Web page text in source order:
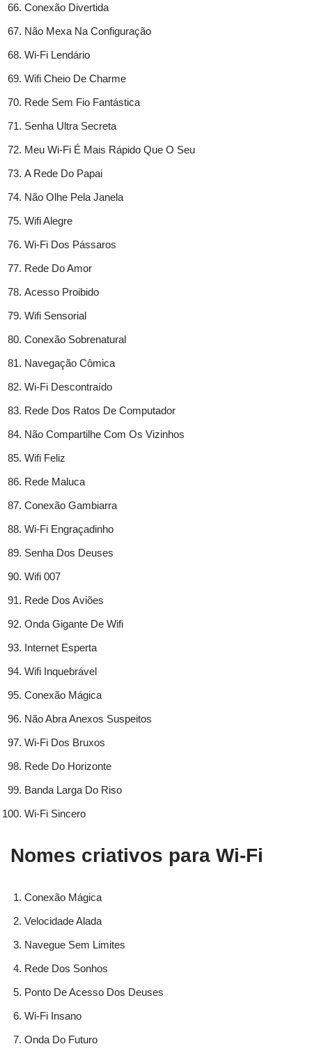
Conexão Divertida
Não Mexa Na Configuração
Wi-Fi Lendário
Wifi Cheio De Charme
Rede Sem Fio Fantástica
Senha Ultra Secreta
Meu Wi-Fi É Mais Rápido Que O Seu
A Rede Do Papai
Não Olhe Pela Janela
Wifi Alegre
Wi-Fi Dos Pássaros
Rede Do Amor
Acesso Proibido
Wifi Sensorial
Conexão Sobrenatural
Navegação Cômica
Wi-Fi Descontraído
Rede Dos Ratos De Computador
Não Compartilhe Com Os Vizinhos
Wifi Feliz
Rede Maluca
Conexão Gambiarra
Wi-Fi Engraçadinho
Senha Dos Deuses
Wifi 007
Rede Dos Aviões
Onda Gigante De Wifi
Internet Esperta
Wifi Inquebrável
Conexão Mágica
Não Abra Anexos Suspeitos
Wi-Fi Dos Bruxos
Rede Do Horizonte
Banda Larga Do Riso
Wi-Fi Sincero
Nomes criativos para Wi-Fi
Conexão Mágica
Velocidade Alada
Navegue Sem Limites
Rede Dos Sonhos
Ponto De Acesso Dos Deuses
Wi-Fi Insano
Onda Do Futuro